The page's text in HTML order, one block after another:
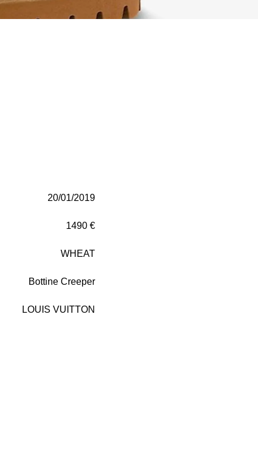
20/01/2019
1490 €
WHEAT
Bottine Creeper
LOUIS VUITTON